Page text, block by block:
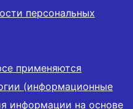
персональных
применяются
(информационные
информации на основе